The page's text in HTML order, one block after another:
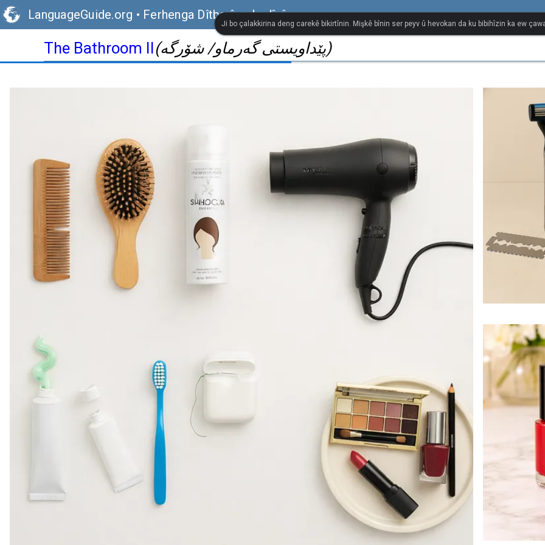
LanguageGuide.org • Ferhenga Dîtbarî ya Inglîzî
The Bathroom II (پێداویستی گەرماو/ شۆرگە)
Ji bo çalakkirina deng carekê bikirtînin. Mişkê bînin ser peyv û hevokan da ku bibihîzin ka ew